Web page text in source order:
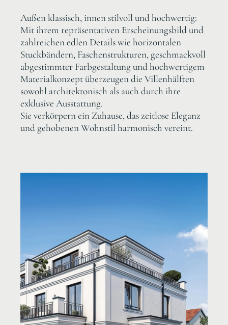
Außen klassisch, innen stilvoll und hochwertig:
Mit ihrem repräsentativen Erscheinungsbild und
zahlreichen edlen Details wie horizontalen
Stuckbändern, Faschenstrukturen, geschmackvoll
abgestimmter Farbgestaltung und hochwertigem
Materialkonzept überzeugen die Villenhälften
sowohl architektonisch als auch durch ihre
exklusive Ausstattung.
Sie verkörpern ein Zuhause, das zeitlose Eleganz
und gehobenen Wohnstil harmonisch vereint.